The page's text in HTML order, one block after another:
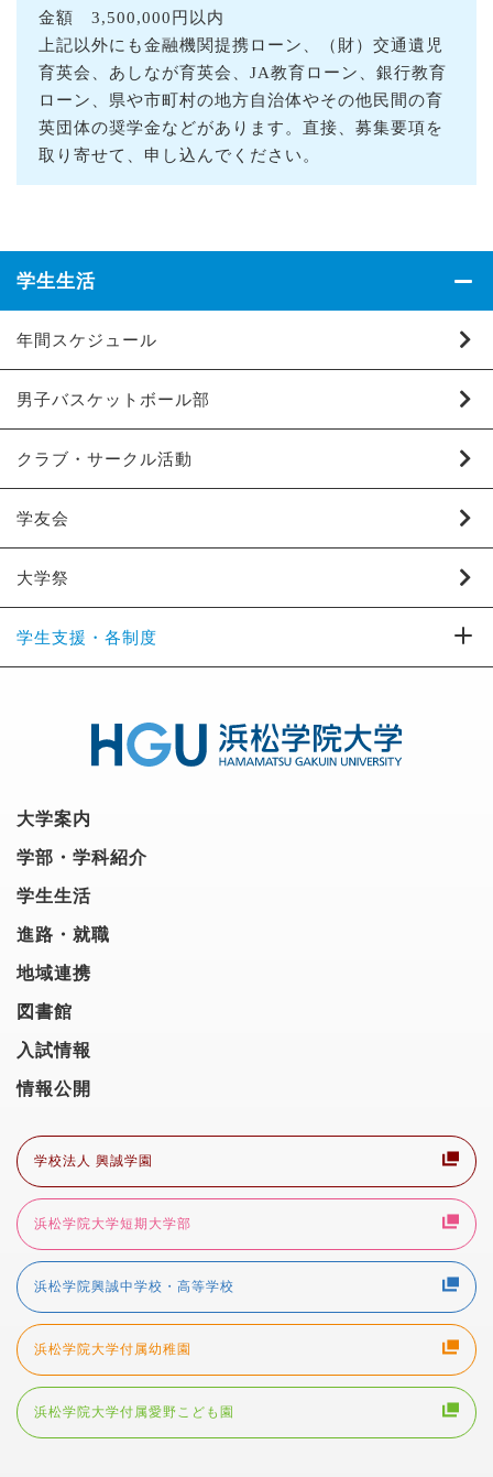
金額 3,500,000円以内
上記以外にも金融機関提携ローン、（財）交通遺児
育英会、あしなが育英会、JA教育ローン、銀行教育
ローン、県や市町村の地方自治体やその他民間の育
英団体の奨学金などがあります。直接、募集要項を
取り寄せて、申し込んでください。
学生生活
年間スケジュール
男子バスケットボール部
クラブ・サークル活動
学友会
大学祭
学生支援・各制度
大学案内
学部・学科紹介
学生生活
進路・就職
地域連携
図書館
入試情報
情報公開
学校法人 興誠学園
浜松学院大学短期大学部
浜松学院興誠中学校・高等学校
浜松学院大学付属幼稚園
浜松学院大学付属愛野こども園